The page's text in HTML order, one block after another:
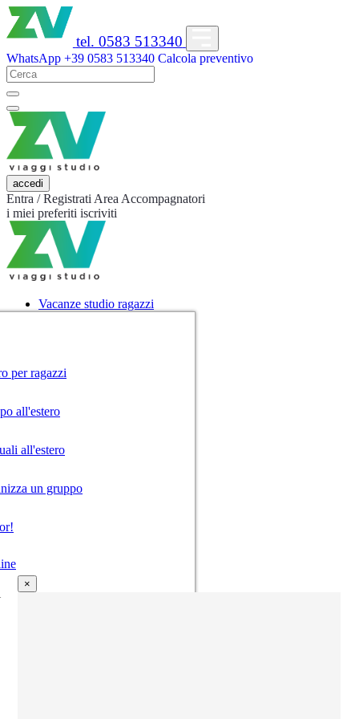
tel. 0583 513340
WhatsApp +39 0583 513340 Calcola preventivo
accedi
Entra / Registrati Area Accompagnatori
i miei preferiti iscriviti
Vacanze studio ragazzi
per ragazzi
all'estero
all'estero
un gruppo
×